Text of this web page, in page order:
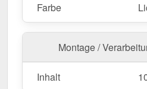
Farbe
Montage /
Inhalt